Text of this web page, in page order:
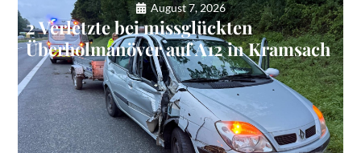
August 7, 2026
2 Verletzte bei missglückten
Überholmanöver auf A12 in Kramsach